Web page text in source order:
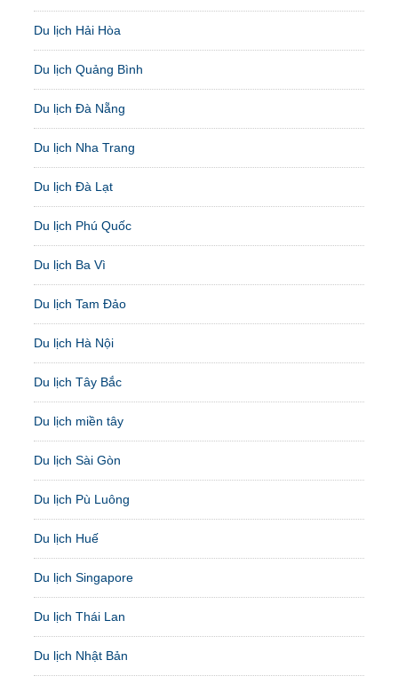
Du lịch Hải Hòa
Du lịch Quảng Bình
Du lịch Đà Nẵng
Du lịch Nha Trang
Du lịch Đà Lạt
Du lịch Phú Quốc
Du lịch Ba Vì
Du lịch Tam Đảo
Du lịch Hà Nội
Du lịch Tây Bắc
Du lịch miền tây
Du lịch Sài Gòn
Du lịch Pù Luông
Du lịch Huế
Du lịch Singapore
Du lịch Thái Lan
Du lịch Nhật Bản